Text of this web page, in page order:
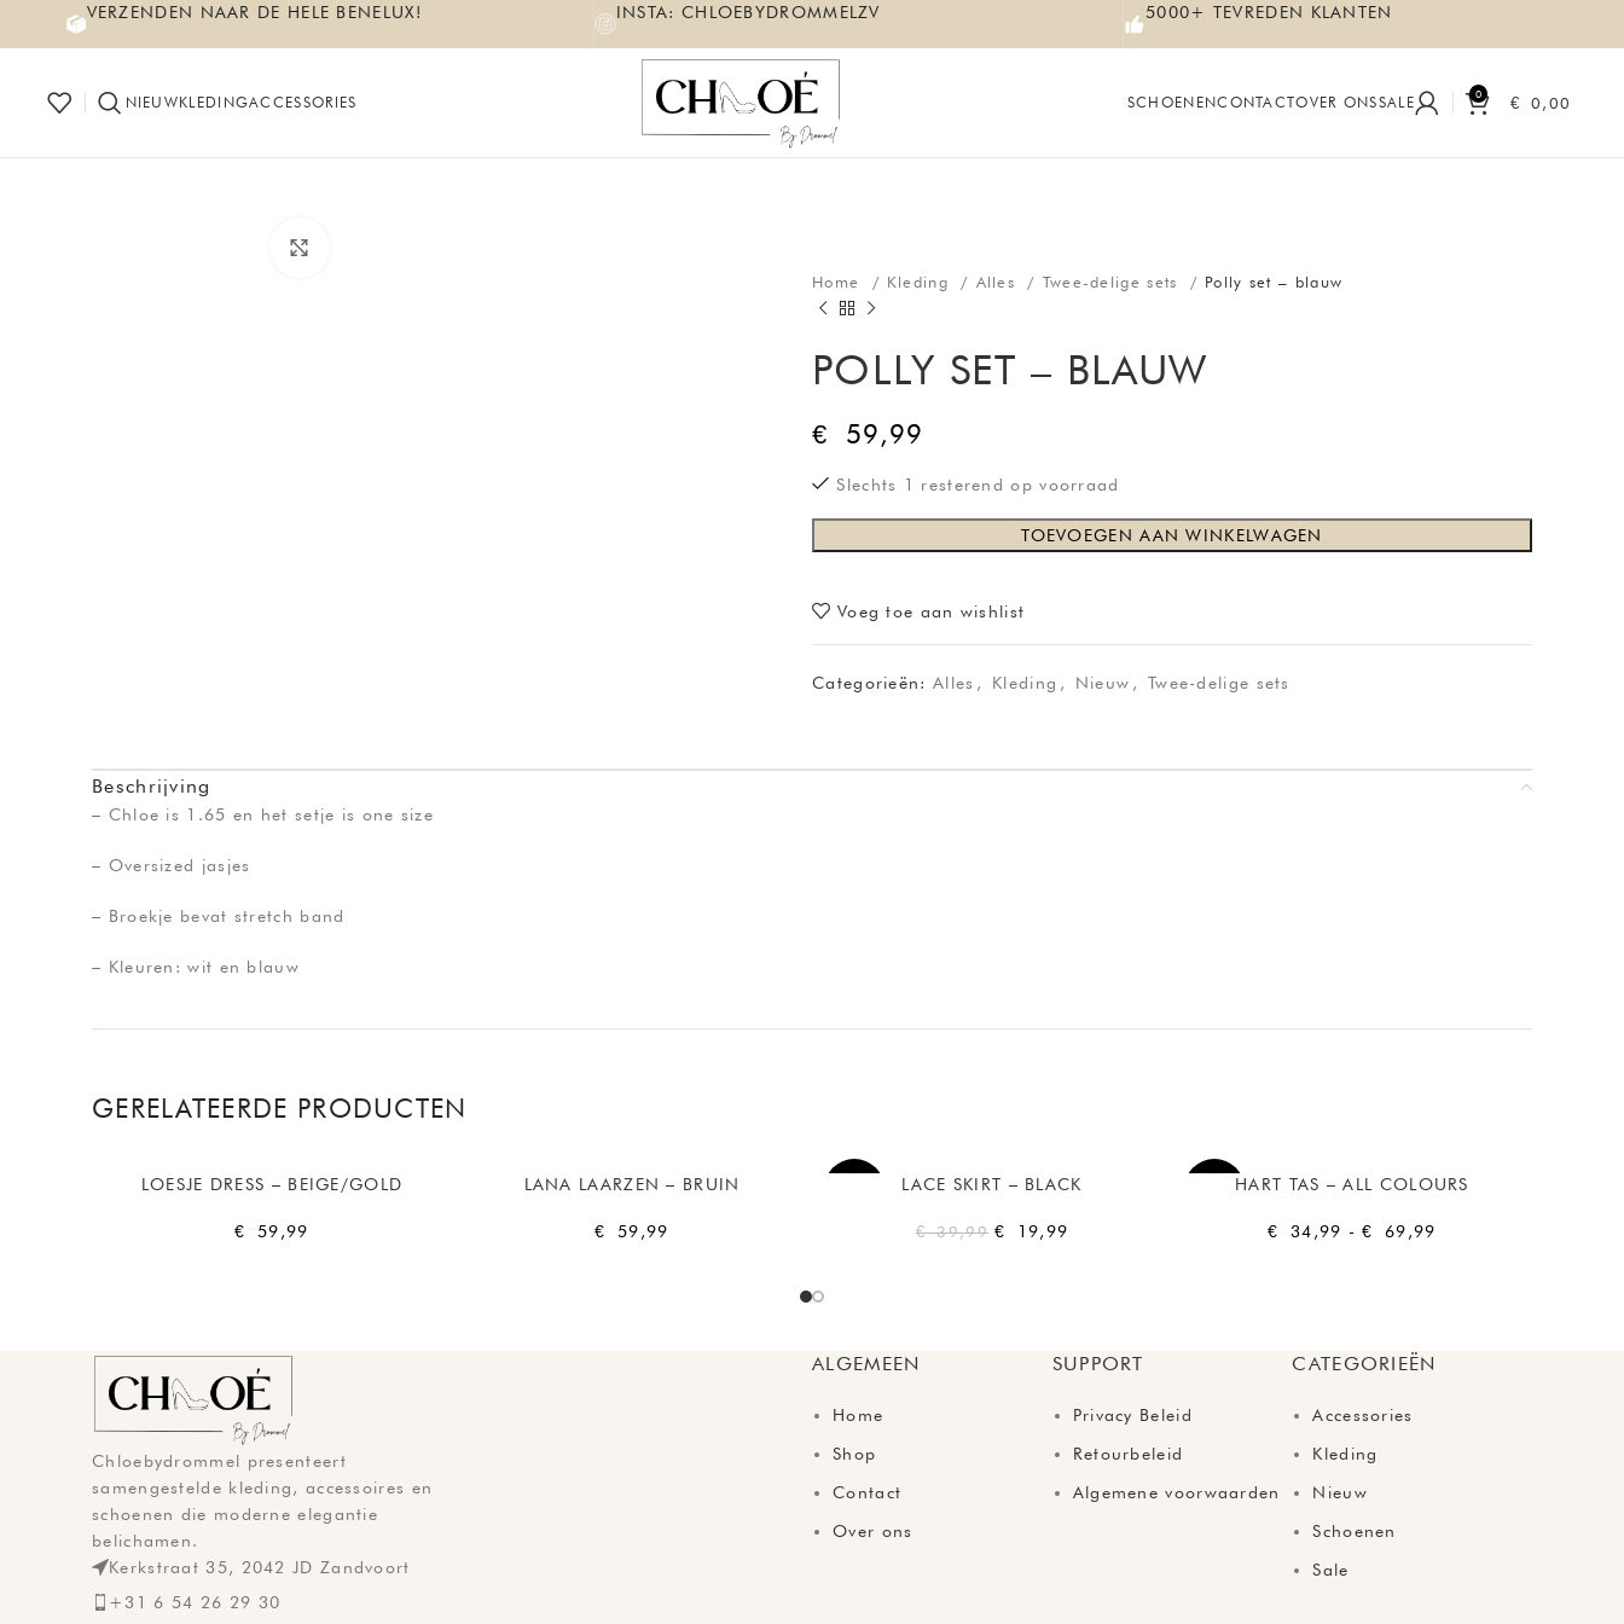
VERZENDEN NAAR DE HELE BENELUX! INSTA: CHLOEBYDROMMELZV 5000+ TEVREDEN KLANTEN
NIEUWKLEDINGACCESSORIES SCHOENENCONTACTOVER ONSSALE 0 € 0,00
Home Kleding Alles Twee-delige sets Polly set – blauw
POLLY SET – BLAUW
€ 59,99
Slechts 1 resterend op voorraad
TOEVOEGEN AAN WINKELWAGEN
Voeg toe aan wishlist
Categorieën: Alles , Kleding , Nieuw , Twee-delige sets
Beschrijving
– Chloe is 1.65 en het setje is one size
– Oversized jasjes
– Broekje bevat stretch band
– Kleuren: wit en blauw
GERELATEERDE PRODUCTEN
SOLDLOESJE DRESS – BEIGE/GOLD
€ 59,99
LANA LAARZEN – BRUIN
€ 59,99
LACE SKIRT – BLACK
€39,99 € 19,99
-50%HART TAS – ALL COLOURS
€ 34,99 - € 69,99
Chloebydrommel presenteert
samengestelde kleding, accessoires en
schoenen die moderne elegantie
belichamen.
Kerkstraat 35, 2042 JD Zandvoort
+31 6 54 26 29 30
ALGEMEEN
Home
Shop
Contact
Over ons
SUPPORT
Privacy Beleid
Retourbeleid
Algemene voorwaarden
CATEGORIEËN
Accessories
Kleding
Nieuw
Schoenen
Sale